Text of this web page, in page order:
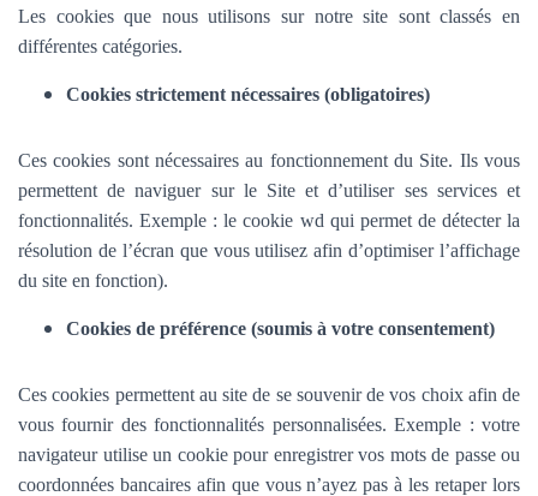
Les cookies que nous utilisons sur notre site sont classés en
différentes catégories.
Cookies strictement nécessaires (obligatoires)
Ces cookies sont nécessaires au fonctionnement du Site. Ils vous
permettent de naviguer sur le Site et d’utiliser ses services et
fonctionnalités. Exemple : le cookie wd qui permet de détecter la
résolution de l’écran que vous utilisez afin d’optimiser l’affichage
du site en fonction).
Cookies de préférence (soumis à votre consentement)
Ces cookies permettent au site de se souvenir de vos choix afin de
vous fournir des fonctionnalités personnalisées. Exemple : votre
navigateur utilise un cookie pour enregistrer vos mots de passe ou
coordonnées bancaires afin que vous n’ayez pas à les retaper lors